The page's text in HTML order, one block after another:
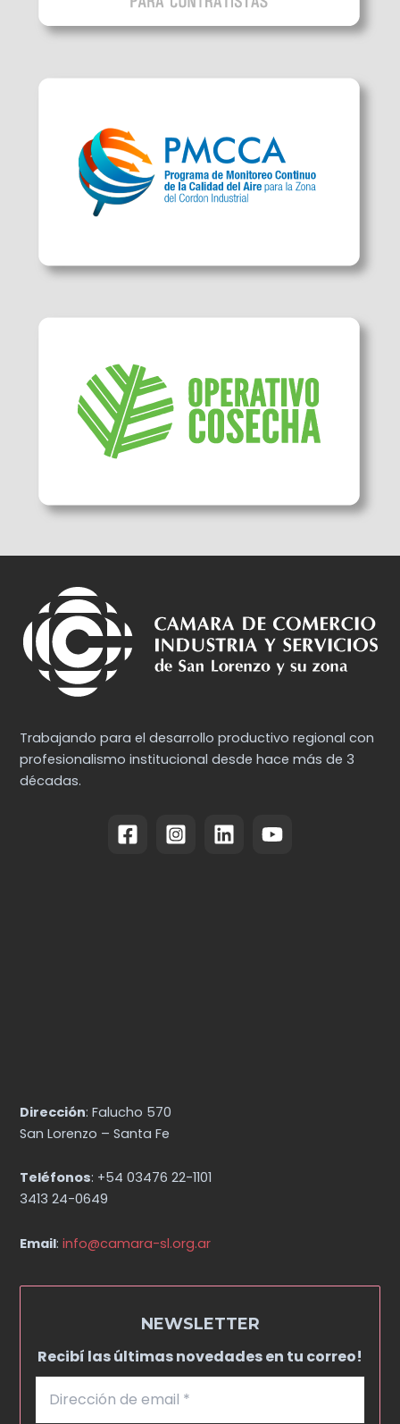
Trabajando para el desarrollo productivo regional con
profesionalismo institucional desde hace más de 3
décadas.
Dirección: Falucho 570
San Lorenzo – Santa Fe
Teléfonos: +54 03476 22-1101
3413 24-0649
Email:info@camara-sl.org.ar
NEWSLETTER
Recibí las últimas novedades en tu correo!